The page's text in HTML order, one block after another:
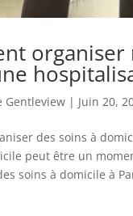
Gentleview | Juin 20,
des soins à
peut être un
soins à domicile à